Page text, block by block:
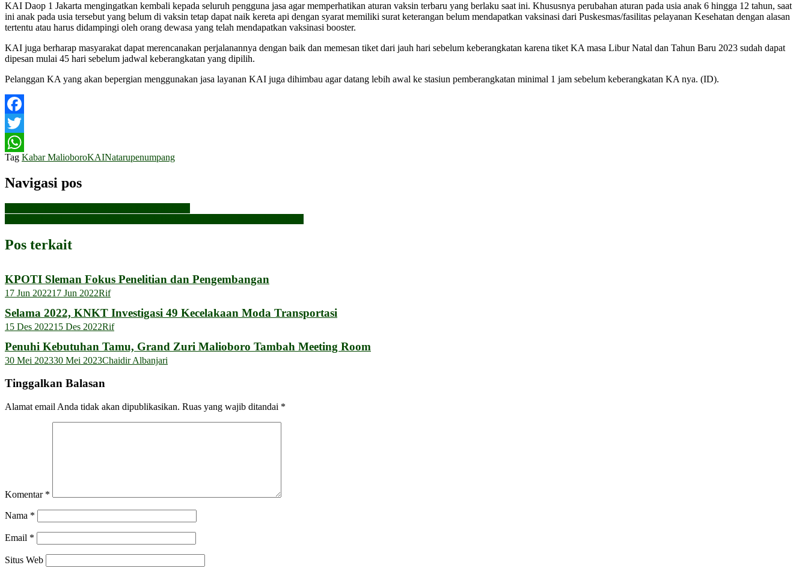
KAI Daop 1 Jakarta mengingatkan kembali kepada seluruh pengguna jasa agar memperhatikan aturan vaksin terbaru yang berlaku saat ini. Khususnya perubahan aturan pada usia anak 6 hingga 12 tahun, saat
ini anak pada usia tersebut yang belum di vaksin tetap dapat naik kereta api dengan syarat memiliki surat keterangan belum mendapatkan vaksinasi dari Puskesmas/fasilitas pelayanan Kesehatan dengan alasan
tertentu atau harus didampingi oleh orang dewasa yang telah mendapatkan vaksinasi booster.
KAI juga berharap masyarakat dapat merencanakan perjalanannya dengan baik dan memesan tiket dari jauh hari sebelum keberangkatan karena tiket KA masa Libur Natal dan Tahun Baru 2023 sudah dapat
dipesan mulai 45 hari sebelum jadwal keberangkatan yang dipilih.
Pelanggan KA yang akan bepergian menggunakan jasa layanan KAI juga dihimbau agar datang lebih awal ke stasiun pemberangkatan minimal 1 jam sebelum keberangkatan KA nya. (ID).
Facebook
Twitter
WhatsApp
Tag Kabar MalioboroKAINatarupenumpang
Navigasi pos
Pos terkait
KPOTI Sleman Fokus Penelitian dan Pengembangan
17 Jun 202217 Jun 2022Rif
Selama 2022, KNKT Investigasi 49 Kecelakaan Moda Transportasi
15 Des 202215 Des 2022Rif
Penuhi Kebutuhan Tamu, Grand Zuri Malioboro Tambah Meeting Room
30 Mei 202330 Mei 2023Chaidir Albanjari
Tinggalkan Balasan
Alamat email Anda tidak akan dipublikasikan. Ruas yang wajib ditandai *
Komentar *
Nama *
Email *
Situs Web